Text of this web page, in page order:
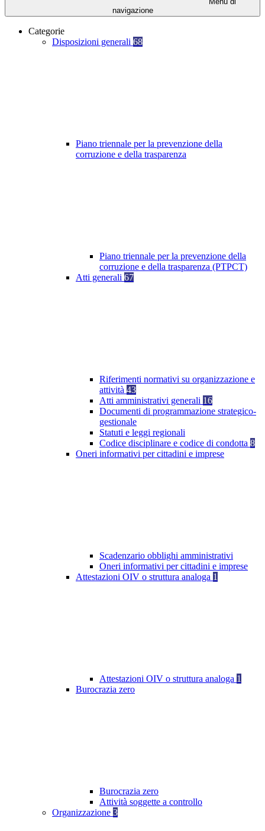
navigazione
Categorie
Disposizioni generali 68
Piano triennale per la prevenzione della
corruzione e della trasparenza
Piano triennale per la prevenzione della
corruzione e della trasparenza (PTPCT)
Atti generali 67
Riferimenti normativi su organizzazione e
attività 43
Atti amministrativi generali 16
Documenti di programmazione strategico-
gestionale
Statuti e leggi regionali
Codice disciplinare e codice di condotta 8
Oneri informativi per cittadini e imprese
Scadenzario obblighi amministrativi
Oneri informativi per cittadini e imprese
Attestazioni OIV o struttura analoga 1
Attestazioni OIV o struttura analoga 1
Burocrazia zero
Burocrazia zero
Attività soggette a controllo
Organizzazione 3